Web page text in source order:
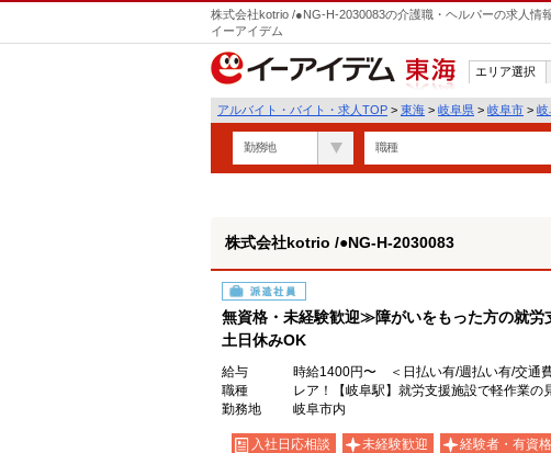
株式会社kotrio /●NG-H-2030083の介護職・ヘルパーの求人情
イーアイデム
東海
エリア選択
アルバイト・バイト・求人TOP > 東海 > 岐阜県 > 岐阜市 > 岐
勤務地 職種
株式会社kotrio /●NG-H-2030083
派遣社員
無資格・未経験歓迎≫障がいをもった方の就
土日休みOK
給与
時給1400円〜 ＜日払い有/週払い有/交通
職種
レア！【岐阜駅】就労支援施設で軽作業の
勤務地
岐阜市内
入社日応相談 未経験歓迎 経験者・有資